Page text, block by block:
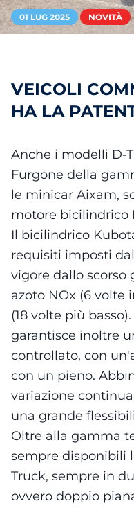
01 LUG 2025 NOVITÀ
VEICOLI
HA LA
Anche i modelli D-
Furgone della
le minicar Aixam,
motore bicilindrico
Il bicilindrico
requisiti imposti
vigore dallo scorso
azoto NOx (6 volte
(18 volte più
garantisce inoltre
controllato, con
con un pieno.
variazione
una grande
Oltre alla gamma
sempre disponibili
Truck, sempre in
ovvero doppio